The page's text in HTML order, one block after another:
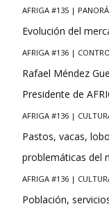
AFRIGA #135 |
Evolución del
AFRIGA #136 |
Rafael Méndez
Presidente de
AFRIGA #136 |
Pastos, vacas,
problemáticas del
AFRIGA #136 |
Población,